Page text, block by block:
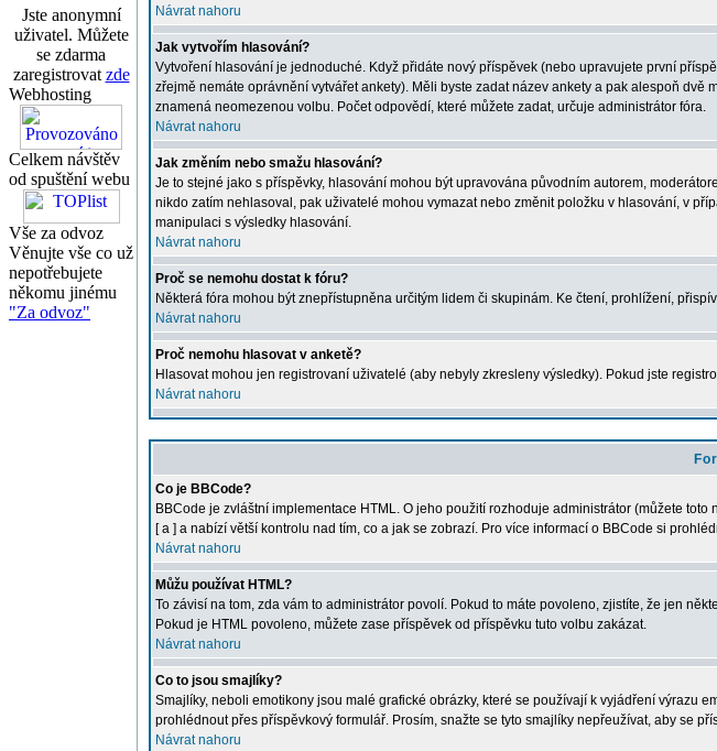
Jste anonymní
uživatel. Můžete
se zdarma
zaregistrovat zde
Webhosting
Celkem návštěv
od spuštění webu
Vše za odvoz
Věnujte vše co už
nepotřebujete
někomu jinému
"Za odvoz"
Návrat nahoru
Jak vytvořím hlasování?
Vytvoření hlasování je jednoduché. Když přidáte nový příspěvek (nebo upravujete první
zřejmě nemáte oprávnění vytvářet ankety). Měli byste zadat název ankety a pak alespoň dvě
znamená neomezenou volbu. Počet odpovědí, které můžete zadat, určuje administrátor fóra.
Návrat nahoru
Jak změním nebo smažu hlasování?
Je to stejné jako s příspěvky, hlasování mohou být upravována původním autorem,
nikdo zatím nehlasoval, pak uživatelé mohou vymazat nebo změnit položku v hlasování, v
manipulaci s výsledky hlasování.
Návrat nahoru
Proč se nemohu dostat k fóru?
Některá fóra mohou být znepřístupněna určitým lidem či skupinám. Ke čtení, prohlížení,
Návrat nahoru
Proč nemohu hlasovat v anketě?
Hlasovat mohou jen registrovaní uživatelé (aby nebyly zkresleny výsledky). Pokud jste
Návrat nahoru
Co je BBCode?
BBCode je zvláštní implementace HTML. O jeho použití rozhoduje administrátor (můžete
[ a ] a nabízí větší kontrolu nad tím, co a jak se zobrazí. Pro více informací o BBCode si
Návrat nahoru
Můžu používat HTML?
To závisí na tom, zda vám to administrátor povolí. Pokud to máte povoleno, zjistíte, že jen
Pokud je HTML povoleno, můžete zase příspěvek od příspěvku tuto volbu zakázat.
Návrat nahoru
Co to jsou smajlíky?
Smajlíky, neboli emotikony jsou malé grafické obrázky, které se používají k vyjádření výrazu
prohlédnout přes příspěvkový formulář. Prosím, snažte se tyto smajlíky nepřeužívat, aby se
Návrat nahoru